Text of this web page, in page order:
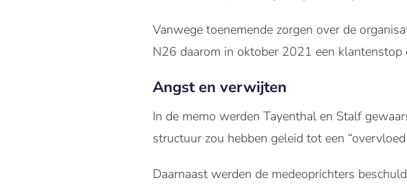
Vanwege toenemende zorgen over de
N26 daarom in oktober 2021 een klantenstop
Angst en verwijten
In de memo werden Tayenthal en Stalf
structuur zou hebben geleid tot een
Daarnaast werden de medeoprichters